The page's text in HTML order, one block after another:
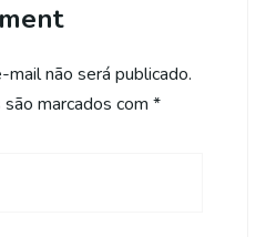
não será publicado.
marcados com *